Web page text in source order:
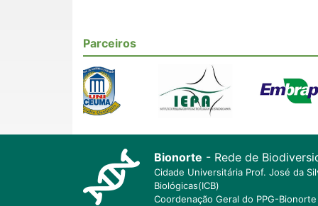
Parceiros
Bionorte - Rede de
Cidade Universitária Prof. José da
Biológicas(ICB)
Coordenação Geral do PPG-